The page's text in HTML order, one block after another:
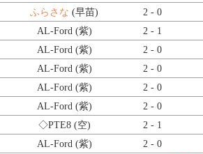
ふらさな (早苗) 2 - 0
AL-Ford (紫) 2 - 1
AL-Ford (紫) 2 - 0
AL-Ford (紫) 2 - 0
AL-Ford (紫) 2 - 0
AL-Ford (紫) 2 - 0
◇PTE8(空) 2 - 1
AL-Ford (紫) 2 - 0